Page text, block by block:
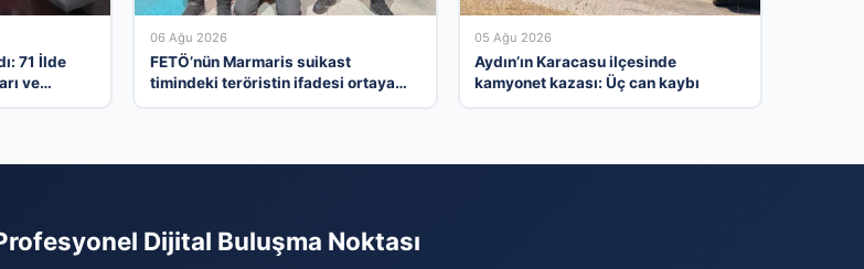
71 İlde
ve
06 Ağu 2026
FETÖ’nün Marmaris suikast
timindeki teröristin ifadesi ortaya
05 Ağu 2026
Aydın’ın Karacasu ilçesinde
kamyonet kazası: Üç can kaybı
Dijital Buluşma Noktası